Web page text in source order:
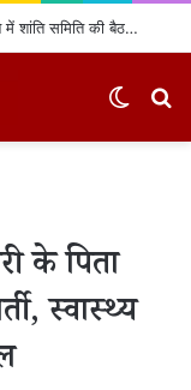
बगहा में चहलूम को लेकर पुलिस मुस्तैद: चौतरवा थाने में शांति समिति की बैठक, नियमों का उल्लंघन करने वालों पर होगी सख्त कार्रवाई
के पिता
स्वास्थ्य